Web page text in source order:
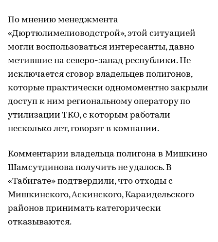
По мнению менеджмента
«Дюртюлимелиоводстрой», этой ситуацией
могли воспользоваться интересанты, давно
метившие на северо-запад республики. Не
исключается сговор владельцев полигонов,
которые практически одномоментно закрыли
доступ к ним региональному оператору по
утилизации ТКО, с которым работали
несколько лет, говорят в компании.
Комментарии владельца полигона в Мишкино
Шамсутдинова получить не удалось. В
«Табигате» подтвердили, что отходы с
Мишкинского, Аскинского, Караидельского
районов принимать категорически
отказываются.